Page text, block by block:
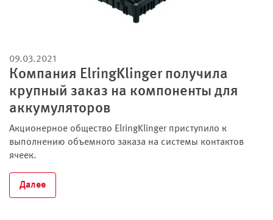
09.03.2021
Компания ElringKlinger получила
крупный заказ на компоненты для
аккумуляторов
Акционерное общество ElringKlinger приступило к
выполнению объемного заказа на системы контактов
ячеек.
Далее